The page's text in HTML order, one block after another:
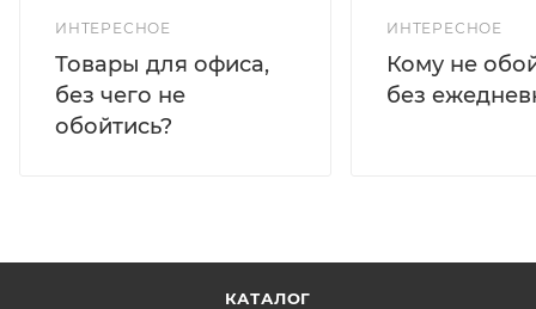
ИНТЕРЕСНОЕ
Товары для офиса,
без чего не
обойтись?
ИНТЕРЕСНОЕ
Кому не
без
КАТАЛОГ